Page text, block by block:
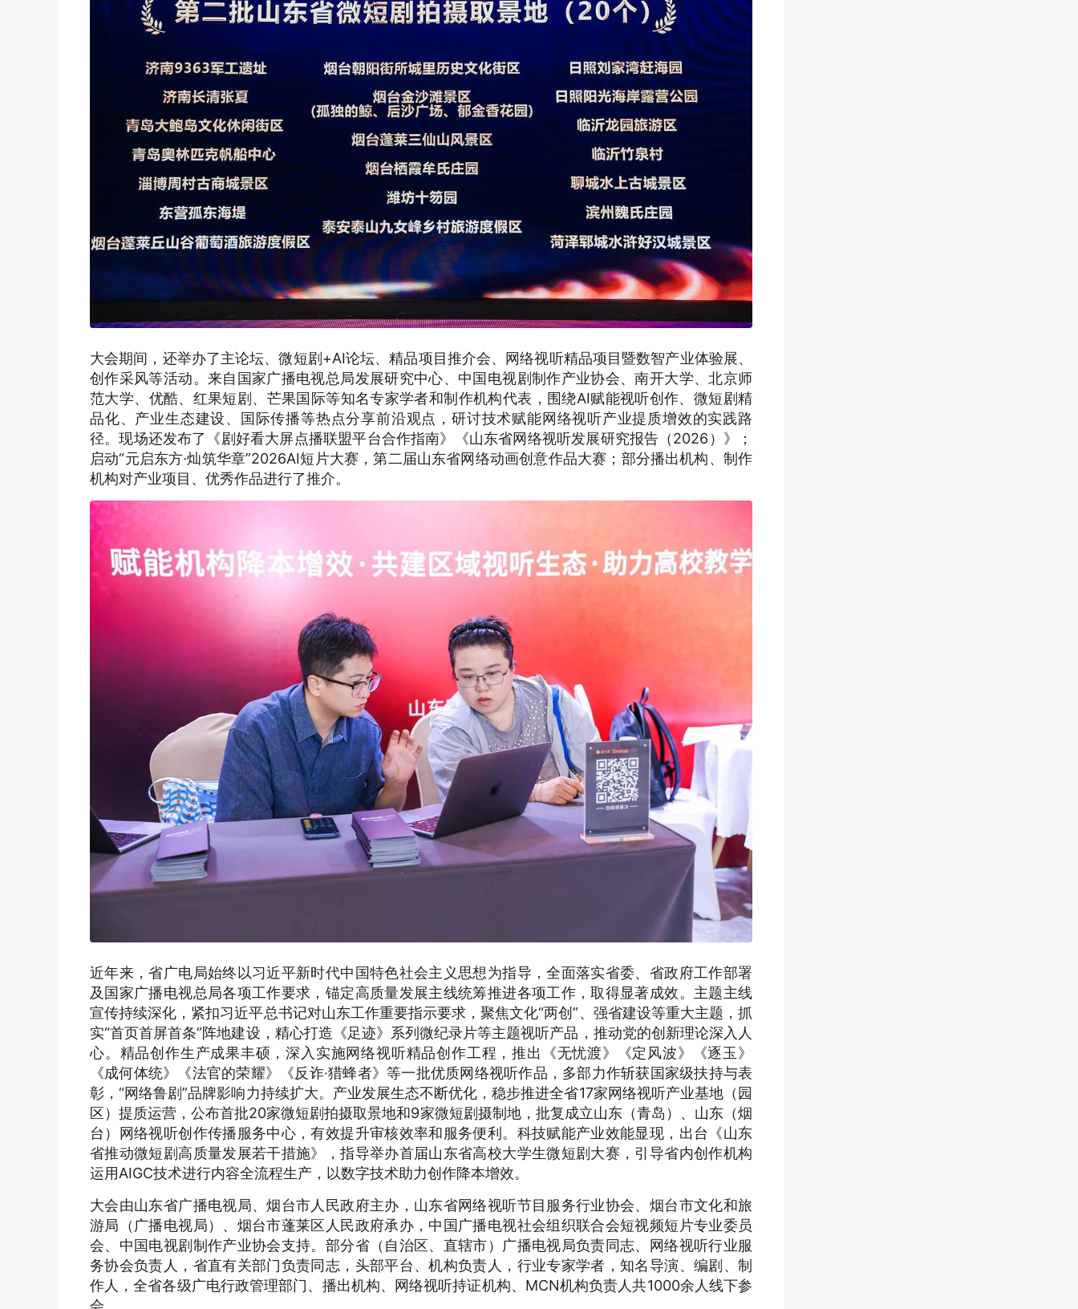
大会期间，还举办了主论坛、微短剧+AI论坛、精品项目推介会、网络视听精品项目暨数智产业体验展、
创作采风等活动。来自国家广播电视总局发展研究中心、中国电视剧制作产业协会、南开大学、北京师
范大学、优酷、红果短剧、芒果国际等知名专家学者和制作机构代表，围绕AI赋能视听创作、微短剧精
品化、产业生态建设、国际传播等热点分享前沿观点，研讨技术赋能网络视听产业提质增效的实践路
径。现场还发布了《剧好看大屏点播联盟平台合作指南》《山东省网络视听发展研究报告（2026）》；
启动“元启东方·灿筑华章”2026AI短片大赛，第二届山东省网络动画创意作品大赛；部分播出机构、制作
机构对产业项目、优秀作品进行了推介。
近年来，省广电局始终以习近平新时代中国特色社会主义思想为指导，全面落实省委、省政府工作部署
及国家广播电视总局各项工作要求，锚定高质量发展主线统筹推进各项工作，取得显著成效。主题主线
宣传持续深化，紧扣习近平总书记对山东工作重要指示要求，聚焦文化“两创”、强省建设等重大主题，抓
实“首页首屏首条”阵地建设，精心打造《足迹》系列微纪录片等主题视听产品，推动党的创新理论深入人
心。精品创作生产成果丰硕，深入实施网络视听精品创作工程，推出《无忧渡》《定风波》《逐玉》
《成何体统》《法官的荣耀》《反诈·猎蜂者》等一批优质网络视听作品，多部力作斩获国家级扶持与表
彰，“网络鲁剧”品牌影响力持续扩大。产业发展生态不断优化，稳步推进全省17家网络视听产业基地（园
区）提质运营，公布首批20家微短剧拍摄取景地和9家微短剧摄制地，批复成立山东（青岛）、山东（烟
台）网络视听创作传播服务中心，有效提升审核效率和服务便利。科技赋能产业效能显现，出台《山东
省推动微短剧高质量发展若干措施》，指导举办首届山东省高校大学生微短剧大赛，引导省内创作机构
运用AIGC技术进行内容全流程生产，以数字技术助力创作降本增效。
大会由山东省广播电视局、烟台市人民政府主办，山东省网络视听节目服务行业协会、烟台市文化和旅
游局（广播电视局）、烟台市蓬莱区人民政府承办，中国广播电视社会组织联合会短视频短片专业委员
会、中国电视剧制作产业协会支持。部分省（自治区、直辖市）广播电视局负责同志、网络视听行业服
务协会负责人，省直有关部门负责同志，头部平台、机构负责人，行业专家学者，知名导演、编剧、制
作人，全省各级广电行政管理部门、播出机构、网络视听持证机构、MCN机构负责人共1000余人线下参
会。